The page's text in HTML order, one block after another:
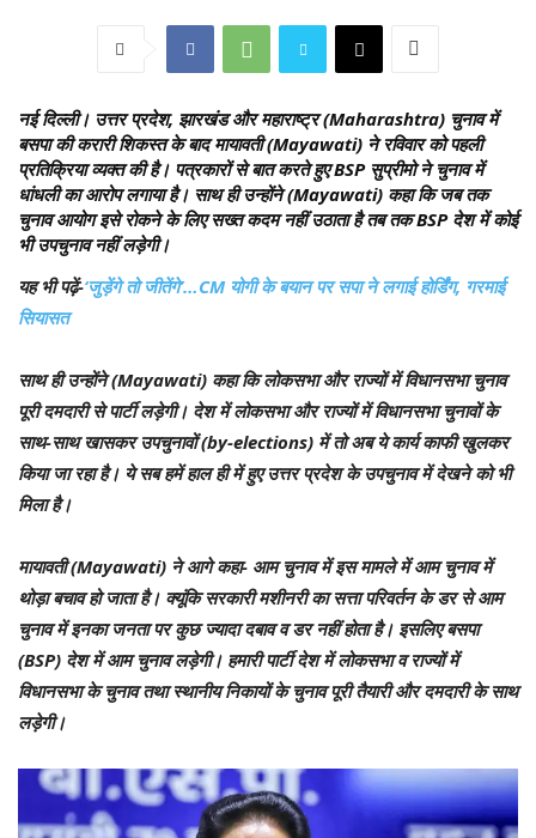
नई दिल्ली। उत्तर प्रदेश, झारखंड और महाराष्ट्र (Maharashtra) चुनाव में
बसपा की करारी शिकस्त के बाद मायावती (Mayawati) ने रविवार को पहली
प्रतिक्रिया व्यक्त की है। पत्रकारों से बात करते हुए BSP सुप्रीमो ने चुनाव में
धांधली का आरोप लगाया है। साथ ही उन्होंने (Mayawati) कहा कि जब तक
चुनाव आयोग इसे रोकने के लिए सख्त कदम नहीं उठाता है तब तक BSP देश में कोई
भी उपचुनाव नहीं लड़ेगी।
यह भी पढ़ें-‘जुड़ेंगे तो जीतेंगे’…CM योगी के बयान पर सपा ने लगाई होर्डिंग, गरमाई
सियासत
साथ ही उन्होंने (Mayawati) कहा कि लोकसभा और राज्यों में विधानसभा चुनाव
पूरी दमदारी से पार्टी लड़ेगी। देश में लोकसभा और राज्यों में विधानसभा चुनावों के
साथ-साथ खासकर उपचुनावों (by-elections) में तो अब ये कार्य काफी खुलकर
किया जा रहा है। ये सब हमें हाल ही में हुए उत्तर प्रदेश के उपचुनाव में देखने को भी
मिला है।
मायावती (Mayawati) ने आगे कहा- आम चुनाव में इस मामले में आम चुनाव में
थोड़ा बचाव हो जाता है। क्यूंकि सरकारी मशीनरी का सत्ता परिवर्तन के डर से आम
चुनाव में इनका जनता पर कुछ ज्यादा दबाव व डर नहीं होता है। इसलिए बसपा
(BSP) देश में आम चुनाव लड़ेगी। हमारी पार्टी देश में लोकसभा व राज्यों में
विधानसभा के चुनाव तथा स्थानीय निकायों के चुनाव पूरी तैयारी और दमदारी के साथ
लड़ेगी।